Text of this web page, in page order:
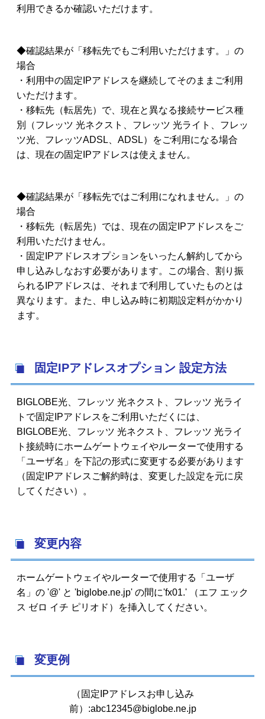
利用できるか確認いただけます。
◆確認結果が「移転先でもご利用いただけます。」の
場合
・利用中の固定IPアドレスを継続してそのままご利用
いただけます。
・移転先（転居先）で、現在と異なる接続サービス種
別（フレッツ 光ネクスト、フレッツ 光ライト、フレッ
ツ光、フレッツADSL、ADSL）をご利用になる場合
は、現在の固定IPアドレスは使えません。
◆確認結果が「移転先ではご利用になれません。」の
場合
・移転先（転居先）では、現在の固定IPアドレスをご
利用いただけません。
・固定IPアドレスオプションをいったん解約してから
申し込みしなおす必要があります。この場合、割り振
られるIPアドレスは、それまで利用していたものとは
異なります。また、申し込み時に初期設定料がかかり
ます。
固定IPアドレスオプション 設定方法
BIGLOBE光、フレッツ 光ネクスト、フレッツ 光ライ
トで固定IPアドレスをご利用いただくには、
BIGLOBE光、フレッツ 光ネクスト、フレッツ 光ライ
ト接続時にホームゲートウェイやルーターで使用する
「ユーザ名」を下記の形式に変更する必要があります
（固定IPアドレスご解約時は、変更した設定を元に戻
してください）。
変更内容
ホームゲートウェイやルーターで使用する「ユーザ
名」の '@' と 'biglobe.ne.jp' の間に'fx01.' （エフ エック
ス ゼロ イチ ピリオド）を挿入してください。
変更例
（固定IPアドレスお申し込み
前）:abc12345@biglobe.ne.jp